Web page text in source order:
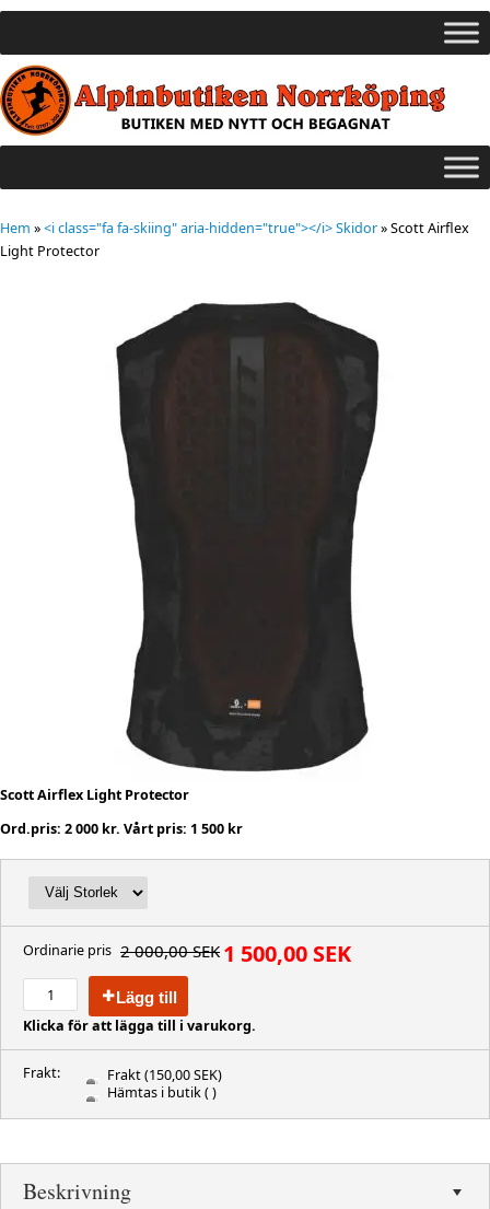
Hem »<i class="fa fa-skiing" aria-hidden="true"></i> Skidor»Scott Airflex
Light Protector
Scott Airflex Light Protector
Ord.pris: 2 000 kr. Vårt pris: 1 500 kr
Ordinarie pris 2 000,00 SEK 1 500,00 SEK
Lägg till
Klicka för att lägga till i varukorg.
Frakt: Frakt(150,00 SEK)
Hämtas i butik( )
Beskrivning